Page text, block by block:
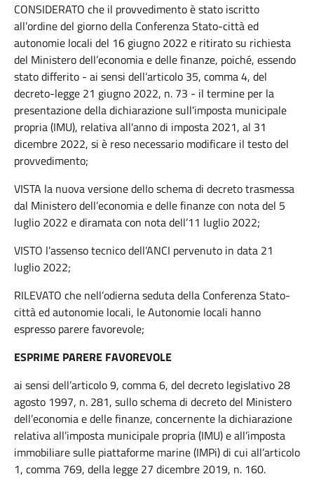
CONSIDERATO che il provvedimento è stato iscritto
all’ordine del giorno della Conferenza Stato-città ed
autonomie locali del 16 giugno 2022 e ritirato su richiesta
del Ministero dell’economia e delle finanze, poiché, essendo
stato differito - ai sensi dell’articolo 35, comma 4, del
decreto-legge 21 giugno 2022, n. 73 - il termine per la
presentazione della dichiarazione sull'imposta municipale
propria (IMU), relativa all'anno di imposta 2021, al 31
dicembre 2022, si è reso necessario modificare il testo del
provvedimento;
VISTA la nuova versione dello schema di decreto trasmessa
dal Ministero dell’economia e delle finanze con nota del 5
luglio 2022 e diramata con nota dell’11 luglio 2022;
VISTO l’assenso tecnico dell’ANCI pervenuto in data 21
luglio 2022;
RILEVATO che nell’odierna seduta della Conferenza Stato-
città ed autonomie locali, le Autonomie locali hanno
espresso parere favorevole;
ESPRIME PARERE FAVOREVOLE
ai sensi dell’articolo 9, comma 6, del decreto legislativo 28
agosto 1997, n. 281, sullo schema di decreto del Ministero
dell’economia e delle finanze, concernente la dichiarazione
relativa all’imposta municipale propria (IMU) e all’imposta
immobiliare sulle piattaforme marine (IMPi) di cui all’articolo
1, comma 769, della legge 27 dicembre 2019, n. 160.